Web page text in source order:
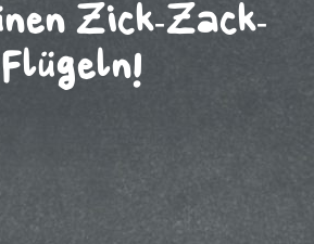
Zick-Zack-
Flügeln!